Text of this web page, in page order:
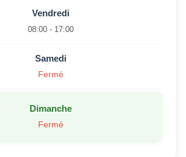
Vendredi
08:00 - 17:00
Samedi
Fermé
Dimanche
Fermé